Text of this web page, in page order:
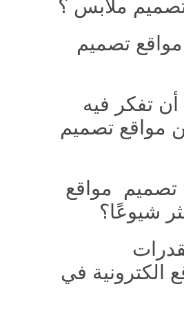
ملابس ؟
تصميم
تفكر فيه
مواقع تصميم
تصميم مواقع
شيوعًا؟
الكترونية في